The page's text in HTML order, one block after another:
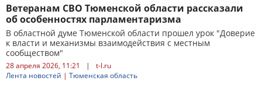
Ветеранам СВО Тюменской области рассказали
об особенностях парламентаризма
В областной думе Тюменской области прошел урок "Доверие
к власти и механизмы взаимодействия с местным
сообществом"
28 апреля 2026, 11:21 |
t-l.ru
Лента новостей | Тюменская область